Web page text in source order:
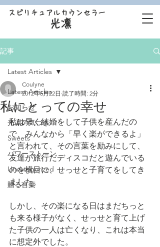
スピリチュアルカウンセラー
光凛
記事
Latest Articles
お知らせ
光凛の気づき
Sweets
パワーストーン
Uncategorized
贈る言葉
Latest Articles
私にとっての幸せ
Coulyne
2012年6月22日 読了時間: 2分
私は早く結婚をして子供を産んだの
で、みんなから「早く楽ができるよ」
と言われて、その言葉を励みにして、
友達が旅行だディスコだと遊んでいる
のを横目に、せっせと子育てをしてき
ました。
しかし、その楽になる日はまだちっと
も来る様子がなく、せっせと育て上げ
た子供の一人は亡くなり、これは本当
に想定外でした。